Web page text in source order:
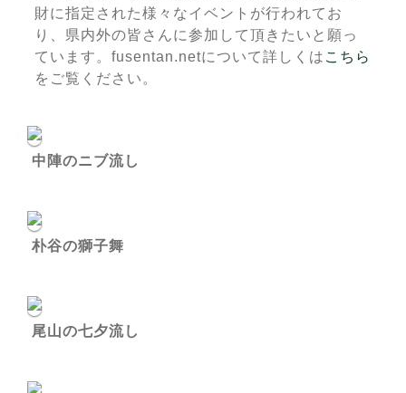
財に指定された様々なイベントが行われてお
り、県内外の皆さんに参加して頂きたいと願っ
ています。fusentan.netについて詳しくは こちら
をご覧ください。
中陣のニブ流し
朴谷の獅子舞
尾山の七夕流し